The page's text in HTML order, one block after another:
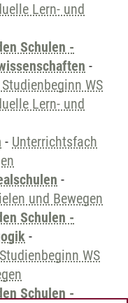
Lern- und
Schulen -
-
WS
Lern- und
- Unterrichtsfach
-
und Bewegen
Schulen -
-
WS
Schulen -